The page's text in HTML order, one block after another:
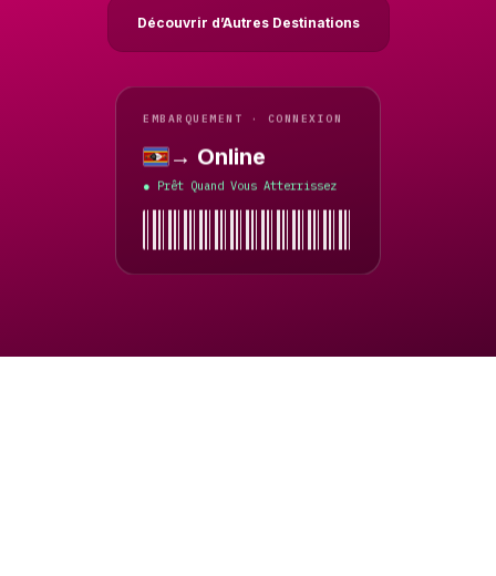
Découvrir d’Autres Destinations
EMBARQUEMENT · CONNEXION
Eswatini
→ Online
● Prêt Quand Vous Atterrissez